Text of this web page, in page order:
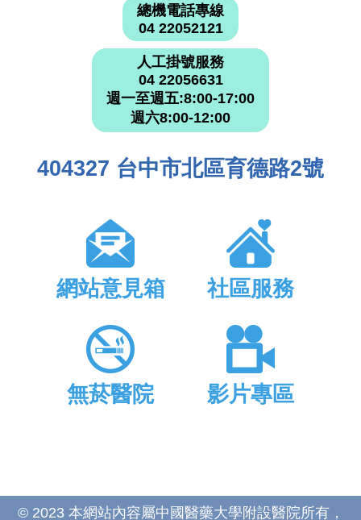
總機電話專線
04 22052121
人工掛號服務
04 22056631
週一至週五:8:00-17:00
週六8:00-12:00
404327 台中市北區育德路2號
網站意見箱 社區服務
無菸醫院 影片專區
© 2023 本網站內容屬中國醫藥大學附設醫院所有，